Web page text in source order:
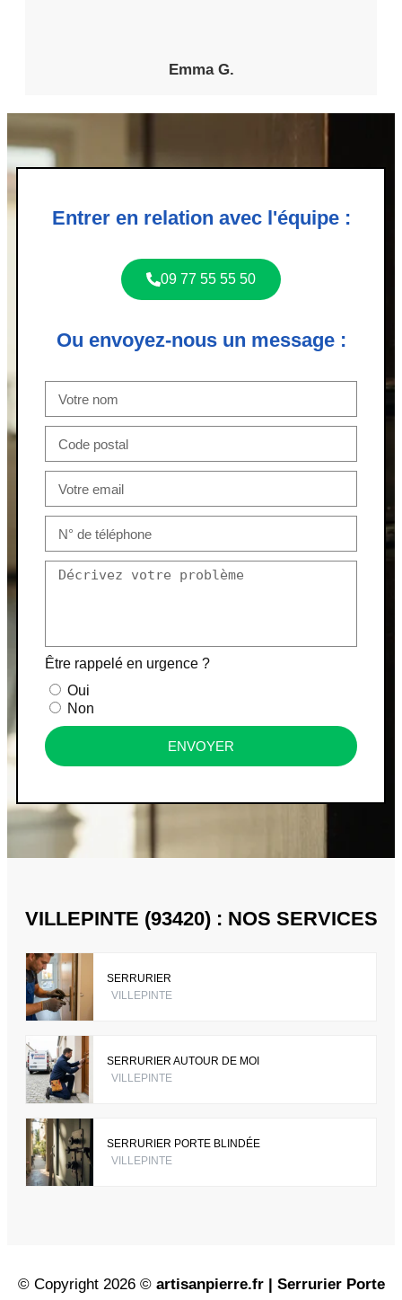
Emma G.
Entrer en relation avec l'équipe :
09 77 55 55 50
Ou envoyez-nous un message :
Être rappelé en urgence ?
Oui
Non
ENVOYER
VILLEPINTE (93420) : NOS SERVICES
SERRURIER
VILLEPINTE
SERRURIER AUTOUR DE MOI
VILLEPINTE
SERRURIER PORTE BLINDÉE
VILLEPINTE
© Copyright 2026 © artisanpierre.fr | Serrurier Porte